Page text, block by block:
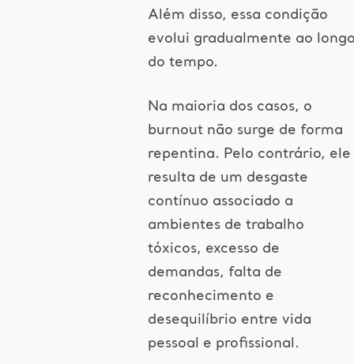
Além disso, essa condição
evolui gradualmente ao
do tempo.
Na maioria dos casos, o
burnout não surge de forma
repentina. Pelo contrário, ele
resulta de um desgaste
contínuo associado a
ambientes de trabalho
tóxicos, excesso de
demandas, falta de
reconhecimento e
desequilíbrio entre vida
pessoal e profissional.